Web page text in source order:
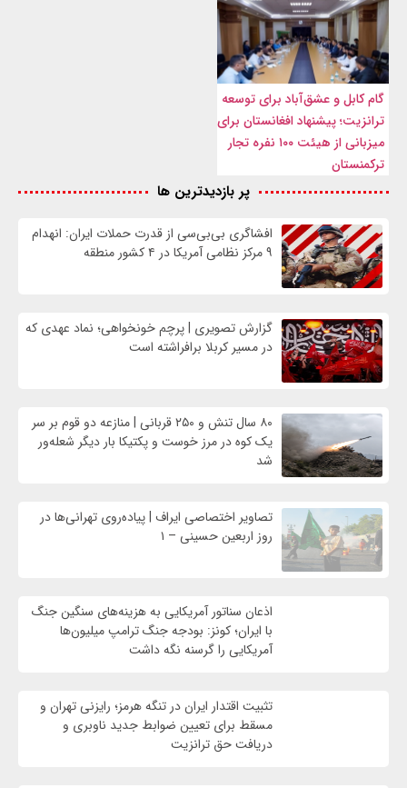
گام کابل و عشق‌آباد برای توسعه
ترانزیت؛ پیشنهاد افغانستان برای
میزبانی از هیئت ۱۰۰ نفره تجار
ترکمنستان
پر بازدیدترین ها
افشاگری بی‌بی‌سی از قدرت حملات ایران: انهدام
۹ مرکز نظامی آمریکا در ۴ کشور منطقه
گزارش تصویری | پرچم خونخواهی؛ نماد عهدی که
در مسیر کربلا برافراشته است
۸۰ سال تنش و ۲۵۰ قربانی | منازعه دو قوم بر سر
یک کوه در مرز خوست و پکتیکا بار دیگر شعله‌ور
شد
تصاویر اختصاصی ایراف | پیاده‌روی تهرانی‌ها در
روز اربعین حسینی – ۱
اذعان سناتور آمریکایی به هزینه‌های سنگین جنگ
با ایران؛ کونز: بودجه جنگ ترامپ میلیون‌ها
آمریکایی را گرسنه نگه داشت
تثبیت اقتدار ایران در تنگه هرمز؛ رایزنی تهران و
مسقط برای تعیین ضوابط جدید ناوبری و
دریافت حق ترانزیت